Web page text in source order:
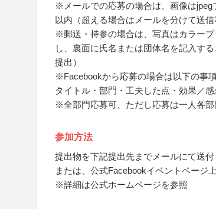
※メールでの応募の場合は、画像は
以内（超える場合はメールを分けて送信
※郵送・持参の場合は、写真はカラー
し、裏面に氏名または団体名を記入す
提出）
※Facebookから応募の場合は以下の事
タイトル・部門・工夫した点・効果／感
※全部門応募可、ただし応募は一人各部
参加方法
提出物を下記提出先までメールにて送
または、公式Facebookイベントページ
※詳細は公式ホームページを参照